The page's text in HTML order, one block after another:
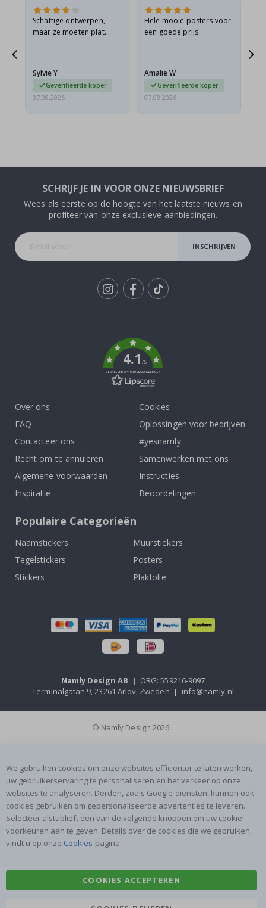
Schattige ontwerpen,
maar ze moeten plat
beetje…
Sylvie Y
Geverifieerde koper
07.08.2026
Hele mooie posters voor
een goede prijs.
Amalie W
Geverifieerde koper
07.08.2026
SCHRIJF JE IN VOOR ONZE NIEUWSBRIEF
Wees als eerste op de hoogte van het laatste nieuws en
profiteer van onze exclusieve aanbiedingen.
INSCHRIJVEN
4.1/5
GEBASEERD OP 1030 BEOORDELINGEN
Over ons
FAQ
Contacteer ons
Recht om te annuleren
Algemene voorwaarden
Inspiratie
Cookies
Oplossingen voor bedrijven
#yesnamly
Samenwerken met ons
Instructies
Beoordelingen
Populaire Categorieën
Naamstickers
Muurstickers
Tegelstickers
Posters
Stickers
Plakfolie
Namly Design AB | ORG: 559216-9097
Terminalgatan 9, 23261 Arlöv, Zweden | info@namly.nl
© Namly Design 2026
We gebruiken cookies om onze websites efficiënter te laten werken,
uw gebruikerservaring te personaliseren en het verkeer op onze
websites te analyseren. Derden, zoals Google-diensten, kunnen ook
cookies gebruiken om gepersonaliseerde advertenties te leveren.
Selecteer alstublieft een van de volgende knoppen om uw cookie-
voorkeuren aan te geven. Details over de cookies die we gebruiken,
vindt u op onze Cookies-pagina.
COOKIES ACCEPTEREN